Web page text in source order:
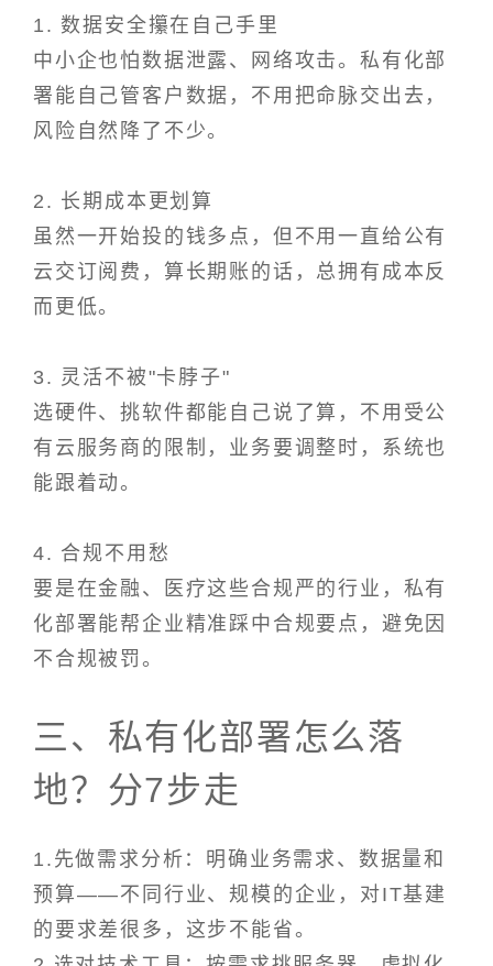
1. 数据安全攥在自己手里
中小企也怕数据泄露、网络攻击。私有化部
署能自己管客户数据，不用把命脉交出去，
风险自然降了不少。
2. 长期成本更划算
虽然一开始投的钱多点，但不用一直给公有
云交订阅费，算长期账的话，总拥有成本反
而更低。
3. 灵活不被"卡脖子"
选硬件、挑软件都能自己说了算，不用受公
有云服务商的限制，业务要调整时，系统也
能跟着动。
4. 合规不用愁
要是在金融、医疗这些合规严的行业，私有
化部署能帮企业精准踩中合规要点，避免因
不合规被罚。
三、私有化部署怎么落
地？分7步走
1.先做需求分析：明确业务需求、数据量和
预算——不同行业、规模的企业，对IT基建
的要求差很多，这步不能省。